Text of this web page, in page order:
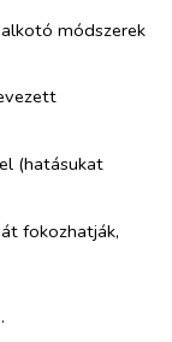
módszerek
(hatásukat
fokozhatják,